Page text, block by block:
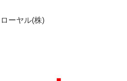
ローヤル(株)